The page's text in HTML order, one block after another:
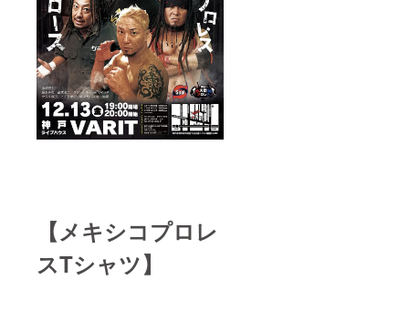
【メキシコプロレ
スTシャツ】